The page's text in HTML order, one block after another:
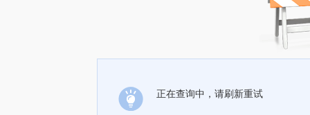
正在查询中，请刷新重试